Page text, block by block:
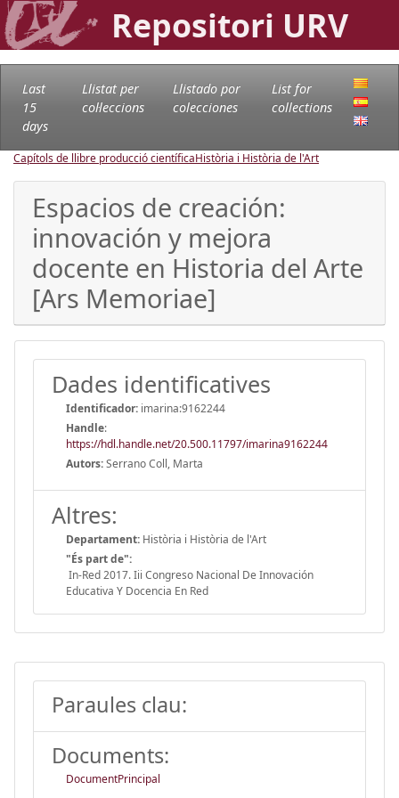
Repositori URV
Last
15
days
Llistat per
col·leccions
Llistado por
colecciones
List for
collections
Capítols de llibre producció científicaHistòria i Història de l'Art
Espacios de creación:
innovación y mejora
docente en Historia del Arte
[Ars Memoriae]
Dades identificatives
Identificador: imarina:9162244
Handle:
https://hdl.handle.net/20.500.11797/imarina9162244
Autors:Serrano Coll, Marta
Altres:
Departament: Història i Història de l'Art
"És part de":
In-Red 2017. Iii Congreso Nacional De Innovación
Educativa Y Docencia En Red
Paraules clau:
Documents:
DocumentPrincipal